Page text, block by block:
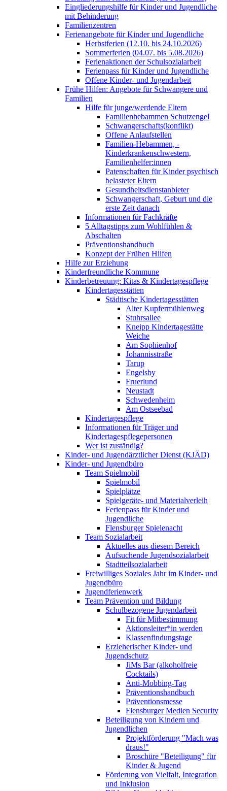
Eingliederungshilfe für Kinder und Jugendliche
mit Behinderung
Familienzentren
Ferienangebote für Kinder und Jugendliche
Herbstferien (12.10. bis 24.10.2026)
Sommerferien (04.07. bis 5.08.2026)
Ferienaktionen der Schulsozialarbeit
Ferienpass für Kinder und Jugendliche
Offene Kinder- und Jugendarbeit
Frühe Hilfen: Angebote für Schwangere und
Familien
Hilfe für junge/werdende Eltern
Familienhebammen Schutzengel
Schwangerschafts(konflikt)
Offene Anlaufstellen
Familien-Hebammen, -
Kinderkrankenschwestern,
Familienhelfer:innen
Patenschaften für Kinder psychisch
belasteter Eltern
Gesundheitsdienstanbieter
Schwangerschaft, Geburt und die
erste Zeit danach
Informationen für Fachkräfte
5 Alltagstipps zum Wohlfühlen &
Abschalten
Präventionshandbuch
Konzept der Frühen Hilfen
Hilfe zur Erziehung
Kinderfreundliche Kommune
Kinderbetreuung: Kitas & Kindertagespflege
Kindertagesstätten
Städtische Kindertagesstätten
Alter Kupfermühlenweg
Stuhrsallee
Kneipp Kindertagestätte
Weiche
Am Sophienhof
Johannisstraße
Tarup
Engelsby
Fruerlund
Neustadt
Schwedenheim
Am Ostseebad
Kindertagespflege
Informationen für Träger und
Kindertagespflegepersonen
Wer ist zuständig?
Kinder- und Jugendärztlicher Dienst (KJÄD)
Kinder- und Jugendbüro
Team Spielmobil
Spielmobil
Spielplätze
Spielgeräte- und Materialverleih
Ferienpass für Kinder und
Jugendliche
Flensburger Spielenacht
Team Sozialarbeit
Aktuelles aus diesem Bereich
Aufsuchende Jugendsozialarbeit
Stadtteilsozialarbeit
Freiwilliges Soziales Jahr im Kinder- und
Jugendbüro
Jugendferienwerk
Team Prävention und Bildung
Schulbezogene Jugendarbeit
Fit für Mitbestimmung
Aktionsleiter*in werden
Klassenfindungstage
Erzieherischer Kinder- und
Jugendschutz
JiMs Bar (alkoholfreie
Cocktails)
Anti-Mobbing-Tag
Präventionshandbuch
Präventionsmesse
Flensburger Medien Security
Beteiligung von Kindern und
Jugendlichen
Projektförderung "Mach was
draus!"
Broschüre "Beteiligung" für
Kinder & Jugend
Förderung von Vielfalt, Integration
und Inklusion